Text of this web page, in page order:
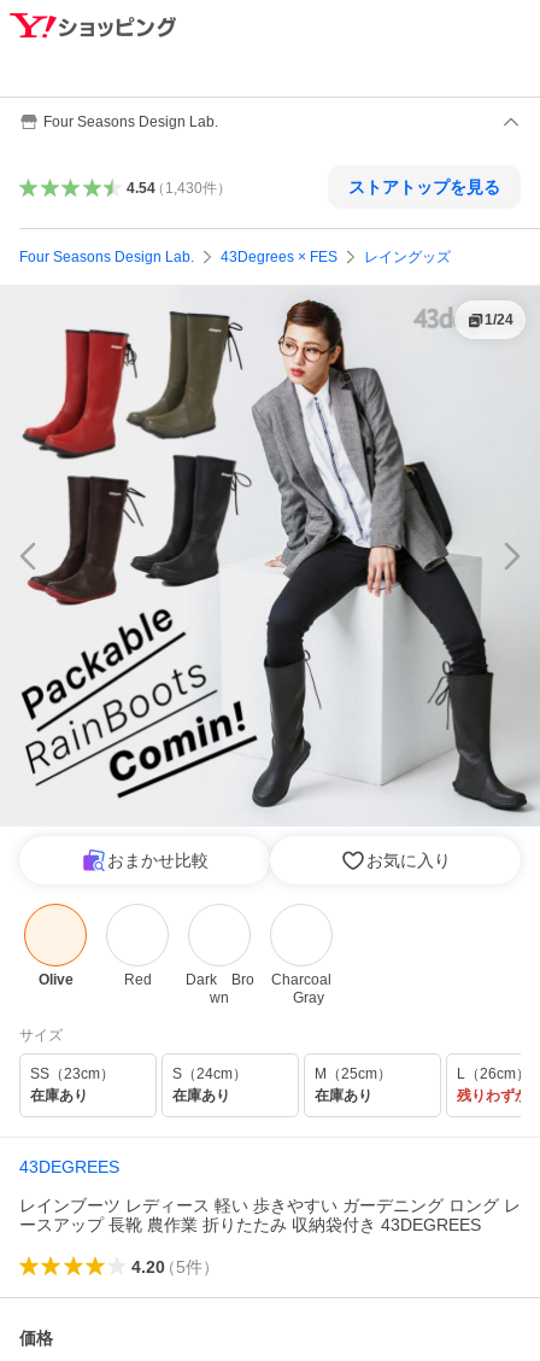
Four Seasons Design Lab.
4.54（ 1,430件） ストアトップを見る
Four Seasons Design Lab. 43Degrees × FES レイングッズ
1/24
おまかせ比較 お気に入り
Olive Red
Dark　Bro
wn
Charcoal
Gray
サイズ
SS（23cm）
在庫あり
S（24cm）
在庫あり
M（25cm）
在庫あり
L（26cm）
残りわずか
43DEGREES
レインブーツ レディース 軽い 歩きやすい ガーデニング ロング レ
ースアップ 長靴 農作業 折りたたみ 収納袋付き 43DEGREES
4.20（5件）
価格